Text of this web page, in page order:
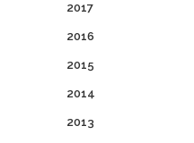
2017
2016
2015
2014
2013